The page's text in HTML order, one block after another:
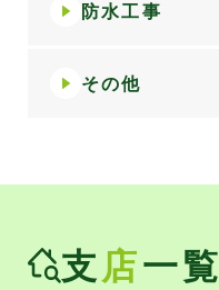
防水工事
その他
支店一覧